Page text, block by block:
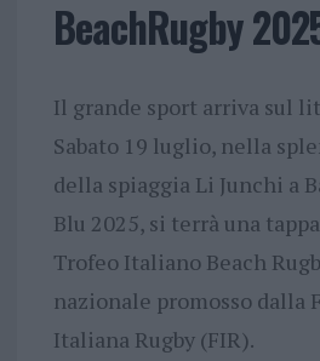
BeachRugby
Il grande sport arriva sul
Sabato 19 luglio, nella
della spiaggia Li Junchi a
Blu 2025, si terrà una
Trofeo Italiano Beach
nazionale promosso dalla
Italiana Rugby (FIR).